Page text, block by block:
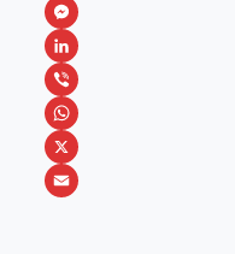
F
a
c
e
b
o
M
e
s
s
e
L
i
n
k
V
i
b
W
h
X